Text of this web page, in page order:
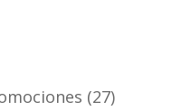
27